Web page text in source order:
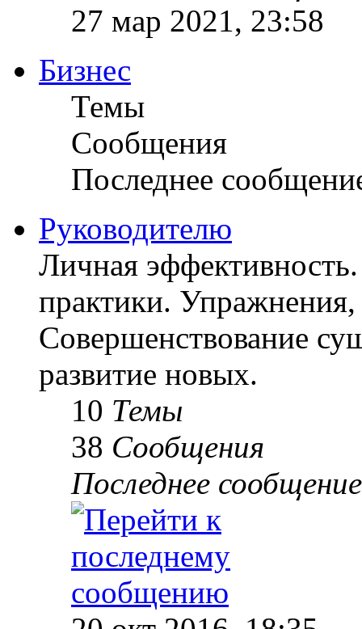
27 мар 2021, 23:58
Бизнес
Темы
Сообщения
Последнее
Руководителю
Личная
практики.
Совершенствование
развитие новых.
10 Темы
38 Сообщения
Последнее сообщение